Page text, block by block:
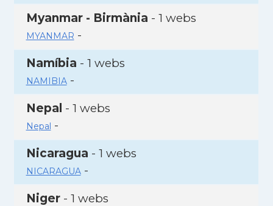
Myanmar - Birmània - 1 webs
MYANMAR -
Namíbia - 1 webs
NAMIBIA-
Nepal - 1 webs
Nepal -
Nicaragua - 1 webs
NICARAGUA-
Niger- 1 webs